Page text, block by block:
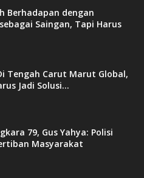
Berhadapan dengan
Saingan, Tapi Harus
Tengah Carut Marut Global,
Jadi Solusi...
79, Gus Yahya: Polisi
Masyarakat